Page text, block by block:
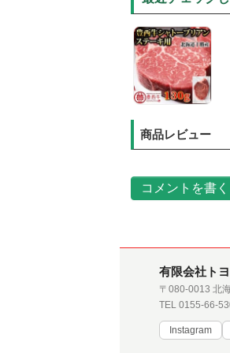
商品レビュー
コメントを書く
有限会社ト
〒080-0013 北
TEL 0155-66-
Instagram